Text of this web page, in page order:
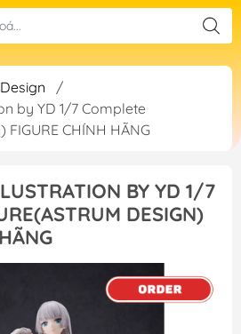
/
by YD 1/7 Complete
CHÍNH HÃNG
BY YD 1/7
DESIGN)